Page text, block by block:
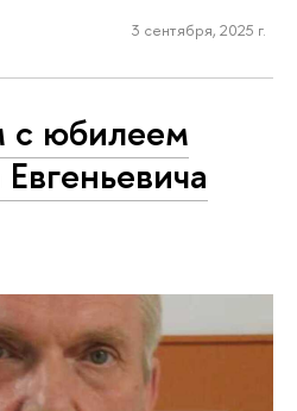
3 сентября, 2025 г.
с юбилеем